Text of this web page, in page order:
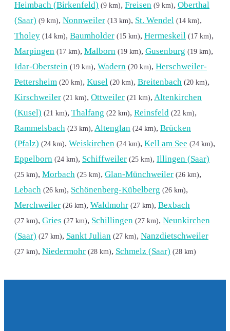
Heimbach (Birkenfeld) (9 km), Freisen (9 km), Oberthal
(Saar) (9 km), Nonnweiler (13 km), St. Wendel (14 km),
Tholey (14 km), Baumholder (15 km), Hermeskeil (17 km),
Marpingen (17 km), Malborn (19 km), Gusenburg (19 km),
Idar-Oberstein (19 km), Wadern (20 km), Herschweiler-
Pettersheim (20 km), Kusel (20 km), Breitenbach (20 km),
Kirschweiler (21 km), Ottweiler (21 km), Altenkirchen
(Kusel) (21 km), Thalfang (22 km), Reinsfeld (22 km),
Rammelsbach (23 km), Altenglan (24 km), Brücken
(Pfalz) (24 km), Weiskirchen (24 km), Kell am See (24 km),
Eppelborn (24 km), Schiffweiler (25 km), Illingen (Saar)
(25 km), Morbach (25 km), Glan-Münchweiler (26 km),
Lebach (26 km), Schönenberg-Kübelberg (26 km),
Merchweiler (26 km), Waldmohr (27 km), Bexbach
(27 km), Gries (27 km), Schillingen (27 km), Neunkirchen
(Saar) (27 km), Sankt Julian (27 km), Nanzdietschweiler
(27 km), Niedermohr (28 km), Schmelz (Saar) (28 km)